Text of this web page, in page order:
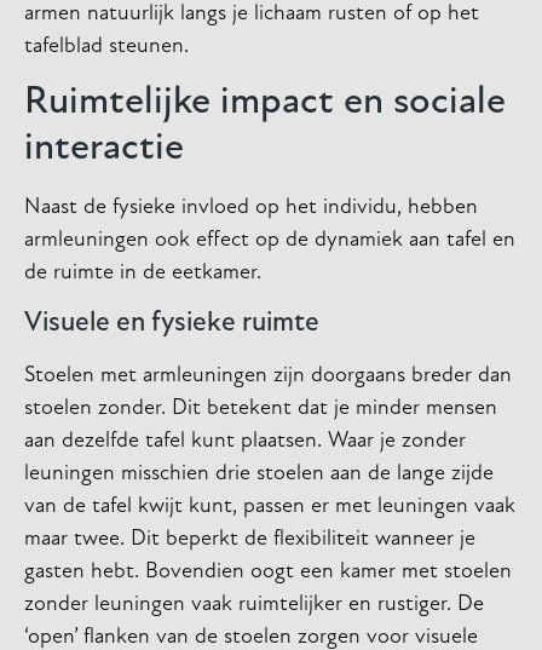
armen natuurlijk langs je lichaam rusten of op het
tafelblad steunen.
Ruimtelijke impact en sociale
interactie
Naast de fysieke invloed op het individu, hebben
armleuningen ook effect op de dynamiek aan tafel en
de ruimte in de eetkamer.
Visuele en fysieke ruimte
Stoelen met armleuningen zijn doorgaans breder dan
stoelen zonder. Dit betekent dat je minder mensen
aan dezelfde tafel kunt plaatsen. Waar je zonder
leuningen misschien drie stoelen aan de lange zijde
van de tafel kwijt kunt, passen er met leuningen vaak
maar twee. Dit beperkt de flexibiliteit wanneer je
gasten hebt. Bovendien oogt een kamer met stoelen
zonder leuningen vaak ruimtelijker en rustiger. De
‘open’ flanken van de stoelen zorgen voor visuele